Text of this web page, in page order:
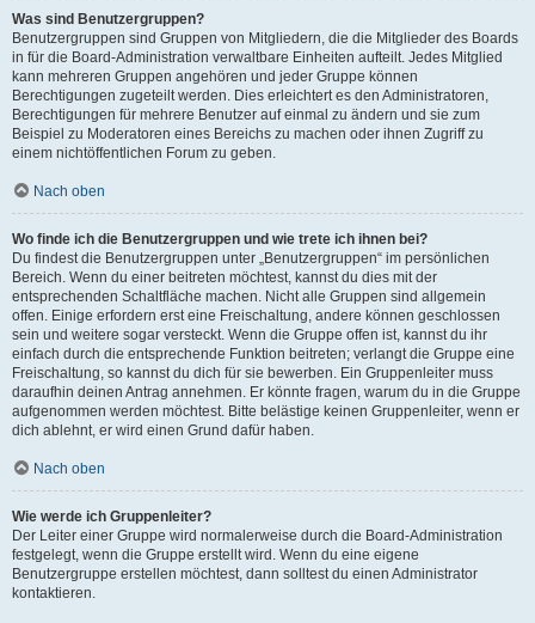
Was sind Benutzergruppen?
Benutzergruppen sind Gruppen von Mitgliedern, die die Mitglieder des Boards
in für die Board-Administration verwaltbare Einheiten aufteilt. Jedes Mitglied
kann mehreren Gruppen angehören und jeder Gruppe können
Berechtigungen zugeteilt werden. Dies erleichtert es den Administratoren,
Berechtigungen für mehrere Benutzer auf einmal zu ändern und sie zum
Beispiel zu Moderatoren eines Bereichs zu machen oder ihnen Zugriff zu
einem nichtöffentlichen Forum zu geben.
Nach oben
Wo finde ich die Benutzergruppen und wie trete ich ihnen bei?
Du findest die Benutzergruppen unter „Benutzergruppen“ im persönlichen
Bereich. Wenn du einer beitreten möchtest, kannst du dies mit der
entsprechenden Schaltfläche machen. Nicht alle Gruppen sind allgemein
offen. Einige erfordern erst eine Freischaltung, andere können geschlossen
sein und weitere sogar versteckt. Wenn die Gruppe offen ist, kannst du ihr
einfach durch die entsprechende Funktion beitreten; verlangt die Gruppe eine
Freischaltung, so kannst du dich für sie bewerben. Ein Gruppenleiter muss
daraufhin deinen Antrag annehmen. Er könnte fragen, warum du in die Gruppe
aufgenommen werden möchtest. Bitte belästige keinen Gruppenleiter, wenn er
dich ablehnt, er wird einen Grund dafür haben.
Nach oben
Wie werde ich Gruppenleiter?
Der Leiter einer Gruppe wird normalerweise durch die Board-Administration
festgelegt, wenn die Gruppe erstellt wird. Wenn du eine eigene
Benutzergruppe erstellen möchtest, dann solltest du einen Administrator
kontaktieren.